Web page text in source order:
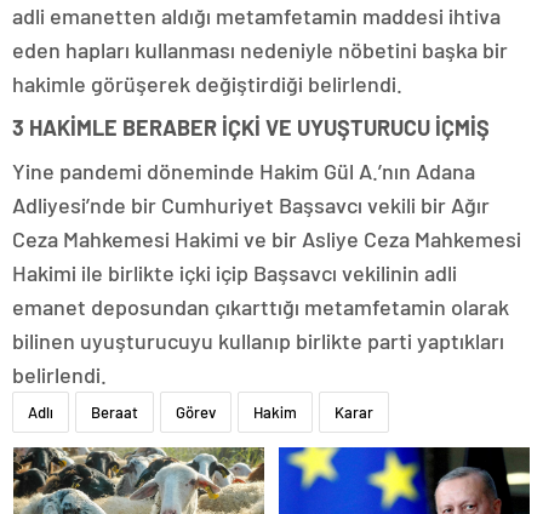
adli emanetten aldığı metamfetamin maddesi ihtiva
eden hapları kullanması nedeniyle nöbetini başka bir
hakimle görüşerek değiştirdiği belirlendi.
3 HAKİMLE BERABER İÇKİ VE UYUŞTURUCU İÇMİŞ
Yine pandemi döneminde Hakim Gül A.’nın Adana
Adliyesi’nde bir Cumhuriyet Başsavcı vekili bir Ağır
Ceza Mahkemesi Hakimi ve bir Asliye Ceza Mahkemesi
Hakimi ile birlikte içki içip Başsavcı vekilinin adli
emanet deposundan çıkarttığı metamfetamin olarak
bilinen uyuşturucuyu kullanıp birlikte parti yaptıkları
belirlendi.
Adlı Beraat Görev Hakim Karar